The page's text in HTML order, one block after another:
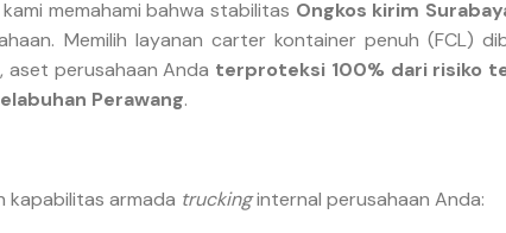
memahami bahwa stabilitas Ongkos kirim
Memilih layanan carter kontainer penuh (FCL)
aset perusahaan Anda terproteksi 100% dari risiko
Perawang.
kapabilitas armada truckinginternal perusahaan Anda: